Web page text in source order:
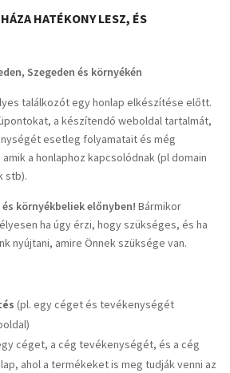
HATÉKONY LESZ, ÉS
Szegeden és környékén
találkozót egy honlap elkészítése előtt.
a készítendő weboldal tartalmát,
esetleg folyamatait és még
a honlaphoz kapcsolódnak (pl domain
stb).
környékbeliek előnyben! Bármikor
ha úgy érzi, hogy szükséges, és ha
nyújtani, amire Önnek szüksége van.
(pl. egy céget és tevékenységét
céget, a cég tevékenységét, és a cég
ahol a termékeket is meg tudják venni az